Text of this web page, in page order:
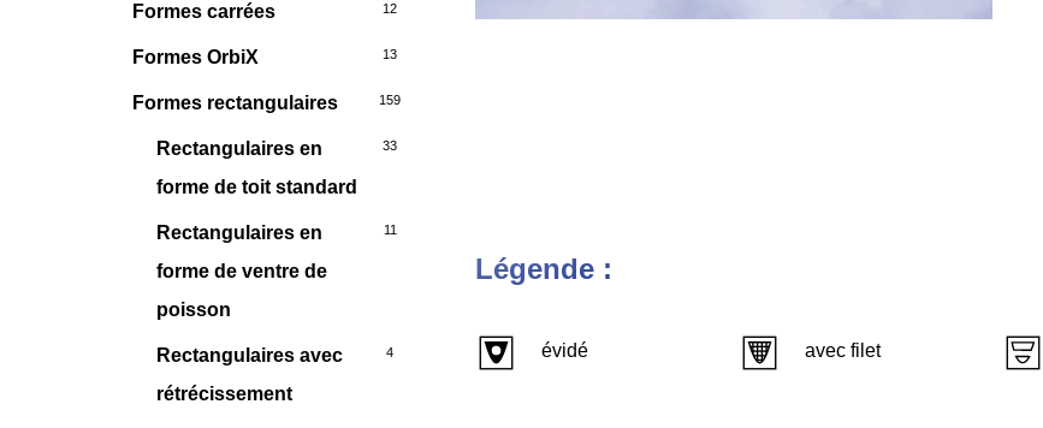
Formes carrées 12
Formes OrbiX 13
Formes rectangulaires 159
Rectangulaires en
forme de toit standard
33
Rectangulaires en
forme de ventre de
poisson
11
Rectangulaires avec
rétrécissement
4
Légende :
évidé avec filet